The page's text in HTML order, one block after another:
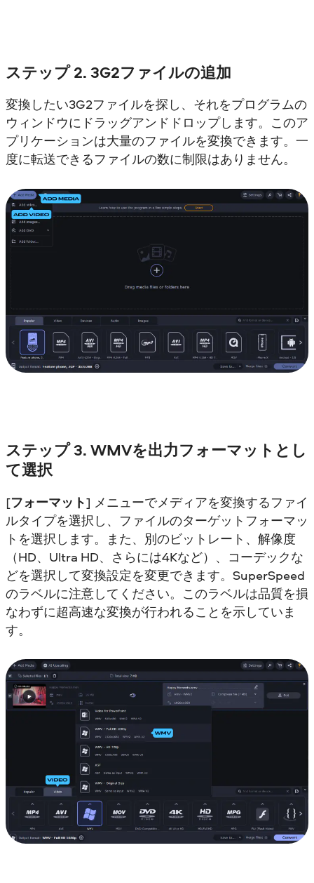
ステップ 2. 3G2ファイルの追加
変換したい3G2ファイルを探し、それをプログラムの
ウィンドウにドラッグアンドドロップします。このア
プリケーションは大量のファイルを変換できます。一
度に転送できるファイルの数に制限はありません。
ステップ 3. WMVを出力フォーマットとし
て選択
[フォーマット] メニューでメディアを変換するファイ
ルタイプを選択し、ファイルのターゲットフォーマッ
トを選択します。また、別のビットレート、解像度
（HD、Ultra HD、さらには4Kなど）、コーデックな
どを選択して変換設定を変更できます。SuperSpeed
のラベルに注意してください。このラベルは品質を損
なわずに超高速な変換が行われることを示していま
す。